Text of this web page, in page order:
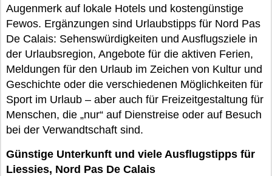
Augenmerk auf lokale Hotels und kostengünstige
Fewos. Ergänzungen sind Urlaubstipps für Nord Pas
De Calais: Sehenswürdigkeiten und Ausflugsziele in
der Urlaubsregion, Angebote für die aktiven Ferien,
Meldungen für den Urlaub im Zeichen von Kultur und
Geschichte oder die verschiedenen Möglichkeiten für
Sport im Urlaub – aber auch für Freizeitgestaltung für
Menschen, die „nur“ auf Dienstreise oder auf Besuch
bei der Verwandtschaft sind.
Günstige Unterkunft und viele Ausflugstipps für
Liessies, Nord Pas De Calais